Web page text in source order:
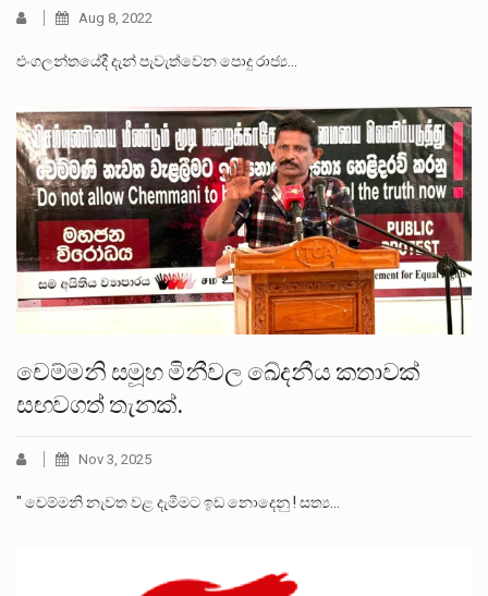
Aug 8, 2022
එංගලන්තයේදී දැන් පැවැත්වෙන පොදු රාජ්‍ය…
චෙම්මනි සමූහ මිනීවල ඛේදනීය කතාවක්
සඟවගත් තැනක්.
Nov 3, 2025
" චෙම්මනි නැවත වළ දැමීමට ඉඩ නොදෙනු ! සත්‍ය…